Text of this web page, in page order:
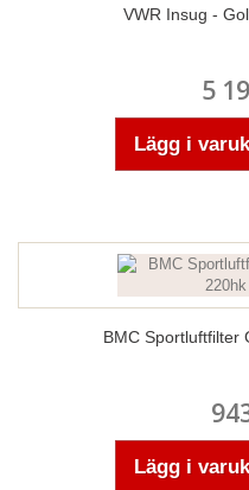
VWR Insug -
5
Lägg i
BMC Sportluftfilter
Lägg i